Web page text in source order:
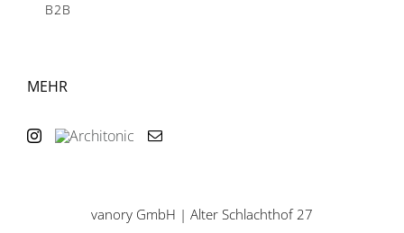
B2B
MEHR
vanory GmbH | Alter Schlachthof 27